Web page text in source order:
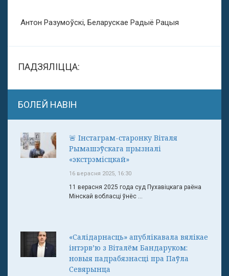
Антон Разумоўскі, Беларускае Радыё Рацыя
ПАДЗЯЛІЦЦА:
БОЛЕЙ НАВІН
🚨 Інстаграм-старонку Віталя
Рымашэўскага прызналі
«экстрэмісцкай»
16 верасня 2025, 16:30
11 верасня 2025 года суд Пухавіцкага раёна
Мінскай вобласці ўнёс ...
«Салідарнасць» апублікавала вялікае
інтэрв’ю з Віталём Бандаруком:
новыя падрабязнасці пра Паўла
Севярынца